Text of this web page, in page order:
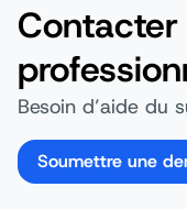
Contacter
Besoin d’aide du
Soumettre une